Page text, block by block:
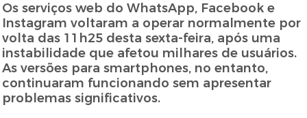
Os serviços web do WhatsApp, Facebook e
Instagram voltaram a operar normalmente por
volta das 11h25 desta sexta-feira, após uma
instabilidade que afetou milhares de usuários.
As versões para smartphones, no entanto,
continuaram funcionando sem apresentar
problemas significativos.